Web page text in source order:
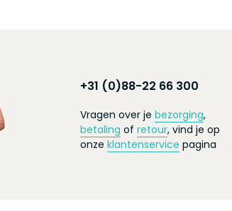
+31 (0)88-22 66 300
Vragen over je bezorging,
betaling of retour, vind je op
onze klantenservice pagina